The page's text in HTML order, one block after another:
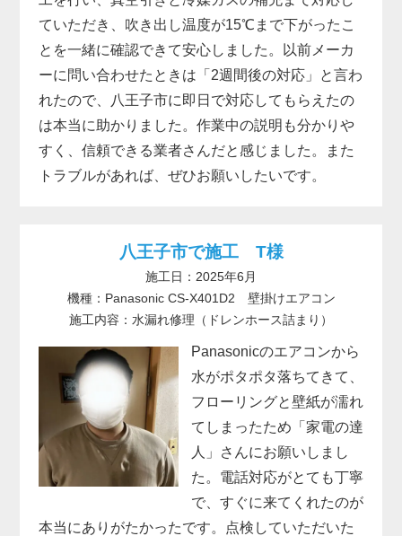
ていただき、吹き出し温度が15℃まで下がったこ
とを一緒に確認できて安心しました。以前メーカ
ーに問い合わせたときは「2週間後の対応」と言わ
れたので、八王子市に即日で対応してもらえたの
は本当に助かりました。作業中の説明も分かりや
すく、信頼できる業者さんだと感じました。また
トラブルがあれば、ぜひお願いしたいです。
八王子市で施工 T様
施工日：2025年6月
機種：Panasonic CS-X401D2 壁掛けエアコン
施工内容：水漏れ修理（ドレンホース詰まり）
Panasonicのエアコンから
水がポタポタ落ちてきて、
フローリングと壁紙が濡れ
てしまったため「家電の達
人」さんにお願いしまし
た。電話対応がとても丁寧
で、すぐに来てくれたのが
本当にありがたかったです。点検していただいた